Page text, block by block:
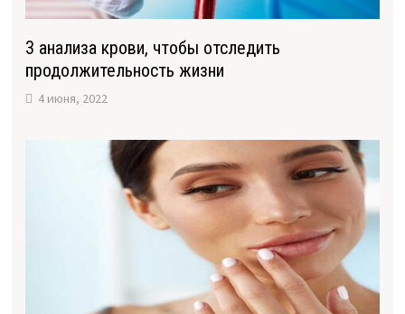
3 анализа крови, чтобы отследить
продолжительность жизни
4 июня, 2022